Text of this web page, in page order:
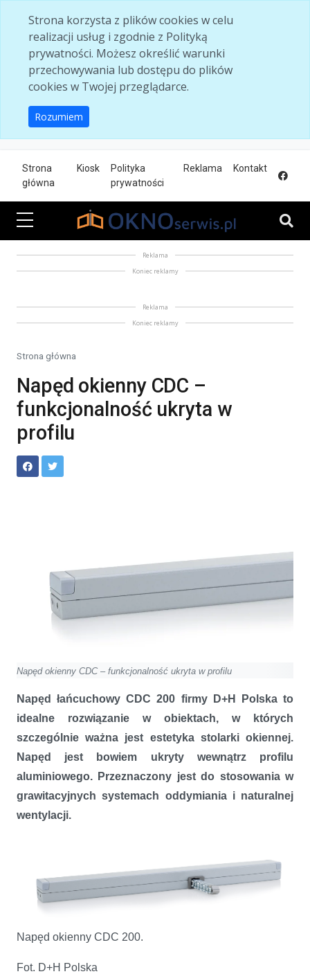
Strona korzysta z plików cookies w celu
realizacji usług i zgodnie z Polityką
prywatności. Możesz określić warunki
przechowywania lub dostępu do plików
cookies w Twojej przeglądarce.
Rozumiem
Strona
główna
Kiosk
Polityka
prywatności
Reklama Kontakt
Reklama
Koniec reklamy
Reklama
Koniec reklamy
Strona główna
Napęd okienny CDC –
funkcjonalność ukryta w
profilu
Napęd okienny CDC – funkcjonalność ukryta w profilu
Napęd łańcuchowy CDC 200 firmy D+H Polska to
idealne rozwiązanie w obiektach, w których
szczególnie ważna jest estetyka stolarki okiennej.
Napęd jest bowiem ukryty wewnątrz profilu
aluminiowego. Przeznaczony jest do stosowania w
grawitacyjnych systemach oddymiania i naturalnej
wentylacji.
Napęd okienny CDC 200.
Fot. D+H Polska